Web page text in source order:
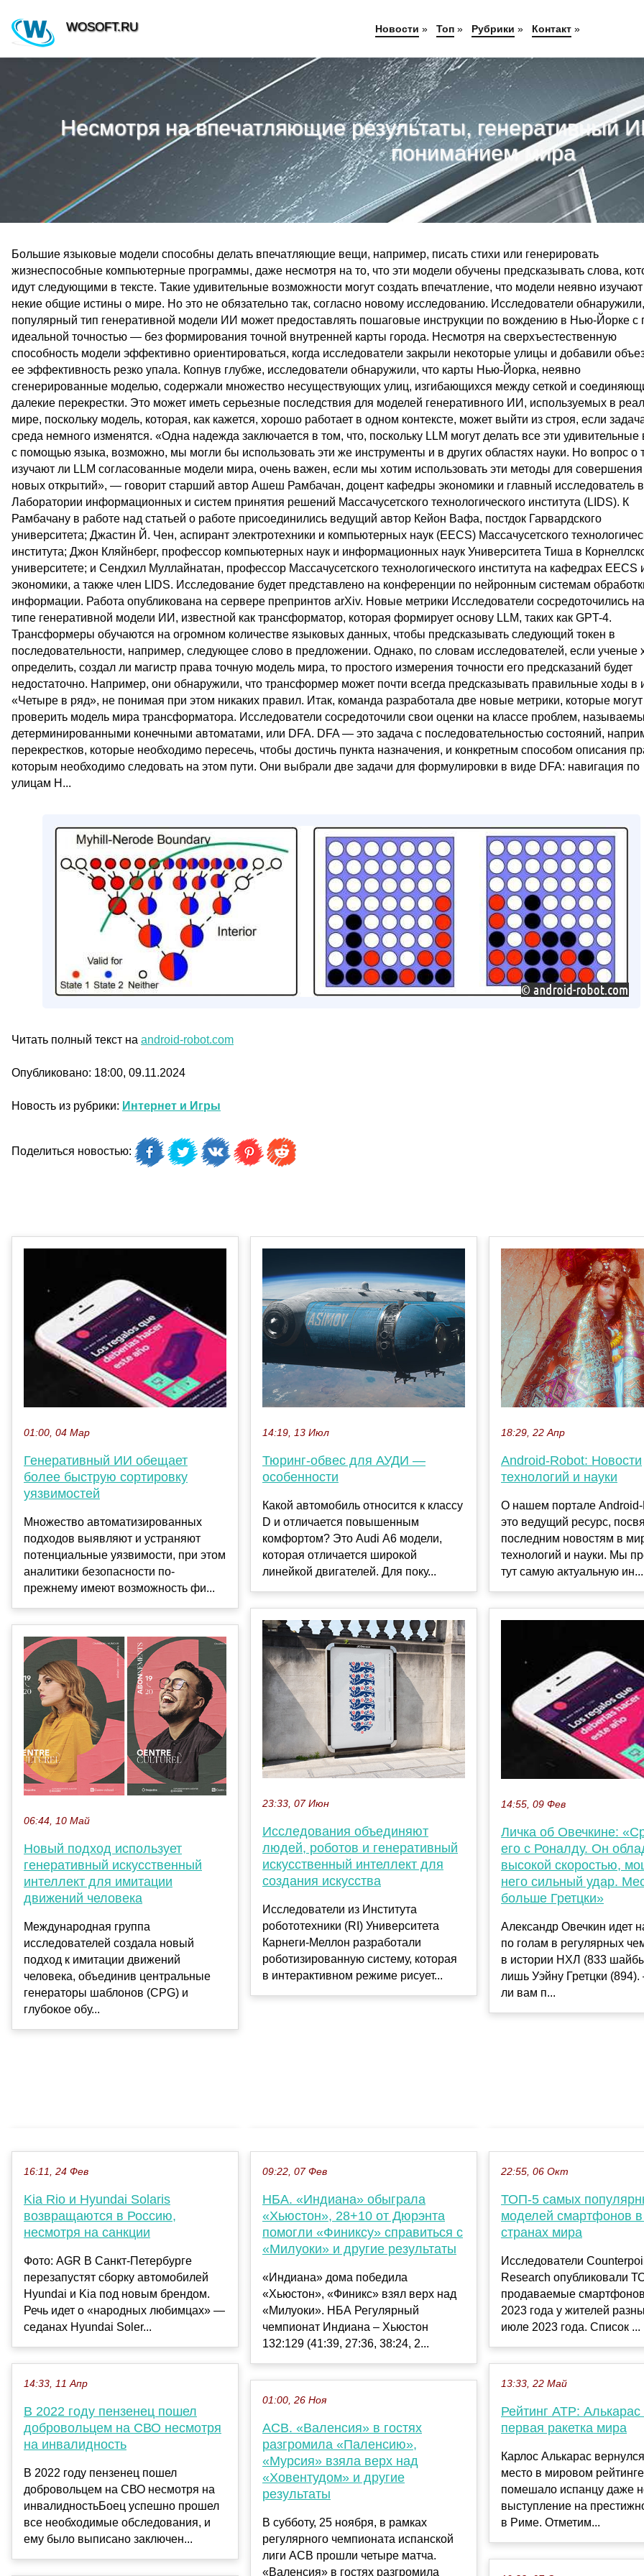
Несмотря на впечатляющие результаты, генеративный
пониманием мира
Большие языковые модели способны делать впечатляющие вещи, например, писать стихи или генерировать
жизнеспособные компьютерные программы, даже несмотря на то, что эти модели обучены предсказывать слова,
идут следующими в тексте. Такие удивительные возможности могут создать впечатление, что модели неявно изучают
некие общие истины о мире. Но это не обязательно так, согласно новому исследованию. Исследователи
популярный тип генеративной модели ИИ может предоставлять пошаговые инструкции по вождению в Нью-Йорке с
идеальной точностью — без формирования точной внутренней карты города. Несмотря на сверхъестественную
способность модели эффективно ориентироваться, когда исследователи закрыли некоторые улицы и добавили
ее эффективность резко упала. Копнув глубже, исследователи обнаружили, что карты Нью-Йорка, неявно
сгенерированные моделью, содержали множество несуществующих улиц, изгибающихся между сеткой и
далекие перекрестки. Это может иметь серьезные последствия для моделей генеративного ИИ, используемых в
мире, поскольку модель, которая, как кажется, хорошо работает в одном контексте, может выйти из строя, если
среда немного изменятся. «Одна надежда заключается в том, что, поскольку LLM могут делать все эти
с помощью языка, возможно, мы могли бы использовать эти же инструменты и в других областях науки. Но вопрос о
изучают ли LLM согласованные модели мира, очень важен, если мы хотим использовать эти методы для совершения
новых открытий», — говорит старший автор Ашеш Рамбачан, доцент кафедры экономики и главный исследователь в
Лаборатории информационных и систем принятия решений Массачусетского технологического института (LIDS). К
Рамбачану в работе над статьей о работе присоединились ведущий автор Кейон Вафа, постдок Гарвардского
университета; Джастин Й. Чен, аспирант электротехники и компьютерных наук (EECS) Массачусетского
института; Джон Кляйнберг, профессор компьютерных наук и информационных наук Университета Тиша в
университете; и Сендхил Муллайнатан, профессор Массачусетского технологического института на кафедрах EECS
экономики, а также член LIDS. Исследование будет представлено на конференции по нейронным системам
информации. Работа опубликована на сервере препринтов arXiv. Новые метрики Исследователи сосредоточились на
типе генеративной модели ИИ, известной как трансформатор, которая формирует основу LLM, таких как GPT-4.
Трансформеры обучаются на огромном количестве языковых данных, чтобы предсказывать следующий токен в
последовательности, например, следующее слово в предложении. Однако, по словам исследователей, если ученые
определить, создал ли магистр права точную модель мира, то простого измерения точности его предсказаний будет
недостаточно. Например, они обнаружили, что трансформер может почти всегда предсказывать правильные ходы в
«Четыре в ряд», не понимая при этом никаких правил. Итак, команда разработала две новые метрики, которые могут
проверить модель мира трансформатора. Исследователи сосредоточили свои оценки на классе проблем,
детерминированными конечными автоматами, или DFA. DFA — это задача с последовательностью состояний,
перекрестков, которые необходимо пересечь, чтобы достичь пункта назначения, и конкретным способом описания
которым необходимо следовать на этом пути. Они выбрали две задачи для формулировки в виде DFA: навигация по
улицам Н...
Читать полный текст на android-robot.com
Опубликовано: 18:00, 09.11.2024
Новость из рубрики: Интернет и Игры
Поделиться новостью:
01:00, 04 Мар
Генеративный ИИ обещает
более быструю сортировку
уязвимостей
Множество автоматизированных
подходов выявляют и устраняют
потенциальные уязвимости, при этом
аналитики безопасности по-
прежнему имеют возможность фи...
06:44, 10 Май
Новый подход использует
генеративный искусственный
интеллект для имитации
движений человека
Международная группа
исследователей создала новый
подход к имитации движений
человека, объединив центральные
генераторы шаблонов (CPG) и
глубокое обу...
14:19, 13 Июл
Тюринг-обвес для АУДИ —
особенности
Какой автомобиль относится к классу
D и отличается повышенным
комфортом? Это Audi А6 модели,
которая отличается широкой
линейкой двигателей. Для поку...
23:33, 07 Июн
Исследования объединяют
людей, роботов и генеративный
искусственный интеллект для
создания искусства
Исследователи из Института
робототехники (RI) Университета
Карнеги-Меллон разработали
роботизированную систему, которая
в интерактивном режиме рисует...
18:29, 22 Апр
Android-Robot: Новости
технологий и науки
О нашем портале
это ведущий ресурс,
последним новостям в
технологий и науки. Мы
тут самую актуальную ин...
14:55, 09 Фев
Личка об Овечкине:
его с Роналду. Он
высокой скоростью,
него сильный удар.
больше Гретцки»
Александр Овечкин идет
по голам в регулярных
в истории НХЛ (833
лишь Уэйну Гретцки (894).
ли вам п...
16:11, 24 Фев
Kia Rio и Hyundai Solaris
возвращаются в Россию,
несмотря на санкции
Фото: AGR В Санкт-Петербурге
перезапустят сборку автомобилей
Hyundai и Kia под новым брендом.
Речь идет о «народных любимцах» —
седанах Hyundai Soler...
14:33, 11 Апр
В 2022 году пензенец пошел
добровольцем на СВО несмотря
на инвалидность
В 2022 году пензенец пошел
добровольцем на СВО несмотря на
инвалидностьБоец успешно прошел
все необходимые обследования, и
ему было выписано заключен...
09:22, 07 Фев
НБА. «Индиана» обыграла
«Хьюстон», 28+10 от Дюрэнта
помогли «Финиксу» справиться с
«Милуоки» и другие результаты
«Индиана» дома победила
«Хьюстон», «Финикс» взял верх над
«Милуоки». НБА Регулярный
чемпионат Индиана – Хьюстон
132:129 (41:39, 27:36, 38:24, 2...
01:00, 26 Ноя
ACB. «Валенсия» в гостях
разгромила «Паленсию»,
«Мурсия» взяла верх над
«Ховентудом» и другие
результаты
В субботу, 25 ноября, в рамках
регулярного чемпионата испанской
лиги ACB прошли четыре матча.
«Валенсия» в гостях разгромила
22:55, 06 Окт
ТОП-5 самых
моделей смартфонов
странах мира
Исследователи
Research опубликовали
продаваемые
2023 года у жителей
июле 2023 года. Список ...
13:33, 22 Май
Рейтинг ATP: Алькарас
первая ракетка мира
Карлос Алькарас
место в мировом
помешало испанцу даже
выступление на
в Риме. Отметим...
WOSOFT.RU Новости » Топ» Рубрики » Контакт»